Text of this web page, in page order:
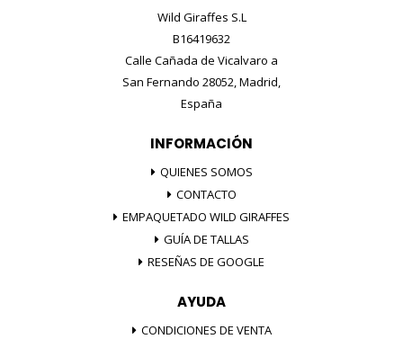
Wild Giraffes S.L
B16419632
Calle Cañada de Vicalvaro a
San Fernando 28052, Madrid,
España
INFORMACIÓN
QUIENES SOMOS
CONTACTO
EMPAQUETADO WILD GIRAFFES
GUÍA DE TALLAS
RESEÑAS DE GOOGLE
AYUDA
CONDICIONES DE VENTA